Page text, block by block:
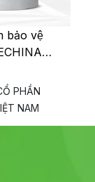
bảo vệ
(30v)
PHẦN
NAM